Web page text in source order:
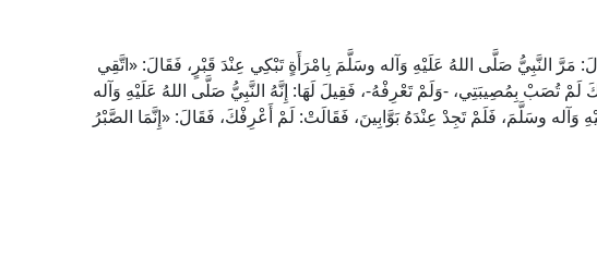
النَّبِيُّ صَلَّى اللهُ عَلَيْهِ وَآله وسَلَّمَ بِامْرَأَةٍ تَبْكِي عِنْدَ قَبْرٍ، فَقَالَ: «اتَّقِي
لَمْ تُصَبْ بِمُصِيبَتِي، -وَلَمْ تَعْرِفْهُ-، فَقِيلَ لَهَا: إِنَّهُ النَّبِيُّ صَلَّى اللهُ عَلَيْهِ وَآله
وَآله وسَلَّمَ، فَلَمْ تَجِدْ عِنْدَهُ بَوَّابِينَ، فَقَالَتْ: لَمْ أَعْرِفْكَ، فَقَالَ: «إِنَّمَا الصَّبْرُ